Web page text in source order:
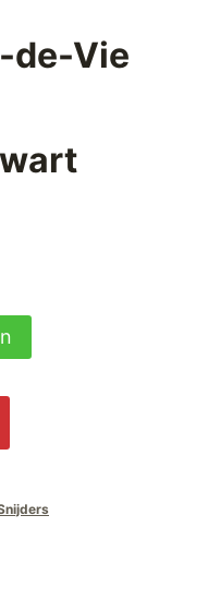
de-Vie